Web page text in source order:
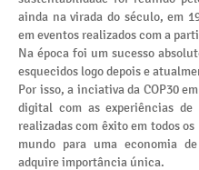
ainda na virada do século, em
em eventos realizados com a
Na época foi um sucesso
esquecidos logo depois e
Por isso, a inciativa da COP30
digital com as experiências de
realizadas com êxito em todos
mundo para uma economia
adquire importância única.